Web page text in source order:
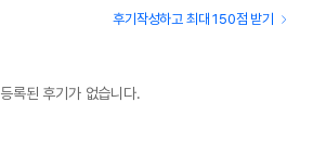
후기작성하고 최대 150점 받기
등록된 후기가 없습니다.